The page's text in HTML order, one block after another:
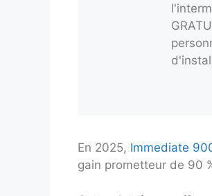
En 2025, Immediate
gain prometteur de 90